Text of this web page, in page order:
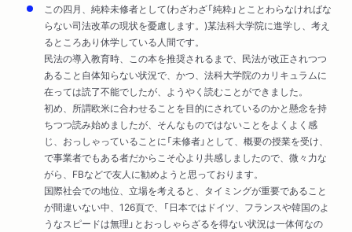
この四月、純粋未修者として(わざわざ「純粋」とことわらなければな
らない司法改革の現状を憂慮します。)某法科大学院に進学し、考え
るところあり休学している人間です。
民法の導入教育時、この本を推奨されるまで、民法が改正されつつ
あること自体知らない状況で、かつ、法科大学院のカリキュラムに
在っては読了不能でしたが、ようやく読むことができました。
初め、所謂欧米に合わせることを目的にされているのかと懸念を持
ちつつ読み始めましたが、そんなものではないことをよくよく感
じ、おっしゃっていることに「未修者」として、概要の授業を受け、
で事業者でもある者だからこそ心より共感しましたので、微々力な
がら、FBなどで友人に勧めようと思っております。
国際社会での地位、立場を考えると、タイミングが重要であること
が間違いない中、126頁で、「日本ではドイツ、フランスや韓国のよ
うなスピードは無理」とおっしゃらざるを得ない状況は一体何なの